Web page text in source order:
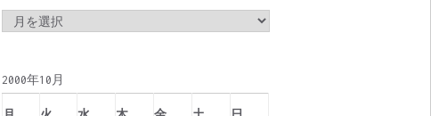
2000年10月